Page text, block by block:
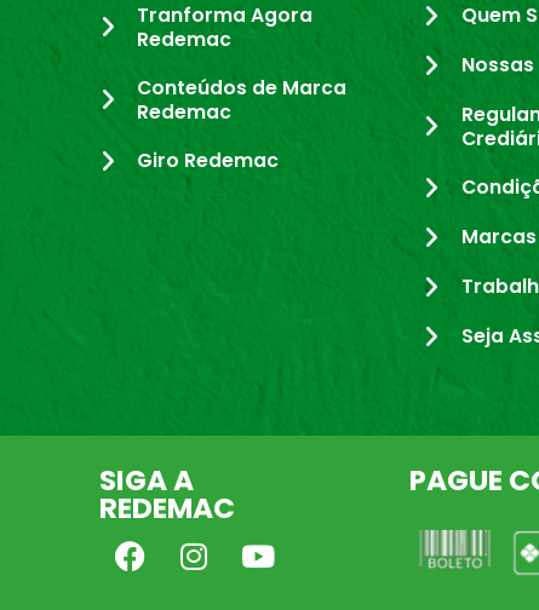
Tranforma Agora
Redemac
Conteúdos de Marca
Redemac
Giro Redemac
Quem
Nossas
Seja
SIGA A
REDEMAC
PAGUE